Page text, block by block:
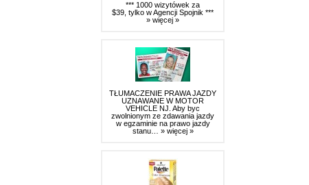
*** 1000 wizytówek za
$39, tylko w Agencji Spojnik ***
» więcej »
TŁUMACZENIE PRAWA JAZDY
UZNAWANE W MOTOR
VEHICLE NJ. Aby byc
zwolnionym ze zdawania jazdy
w egzaminie na prawo jazdy
stanu… » więcej »